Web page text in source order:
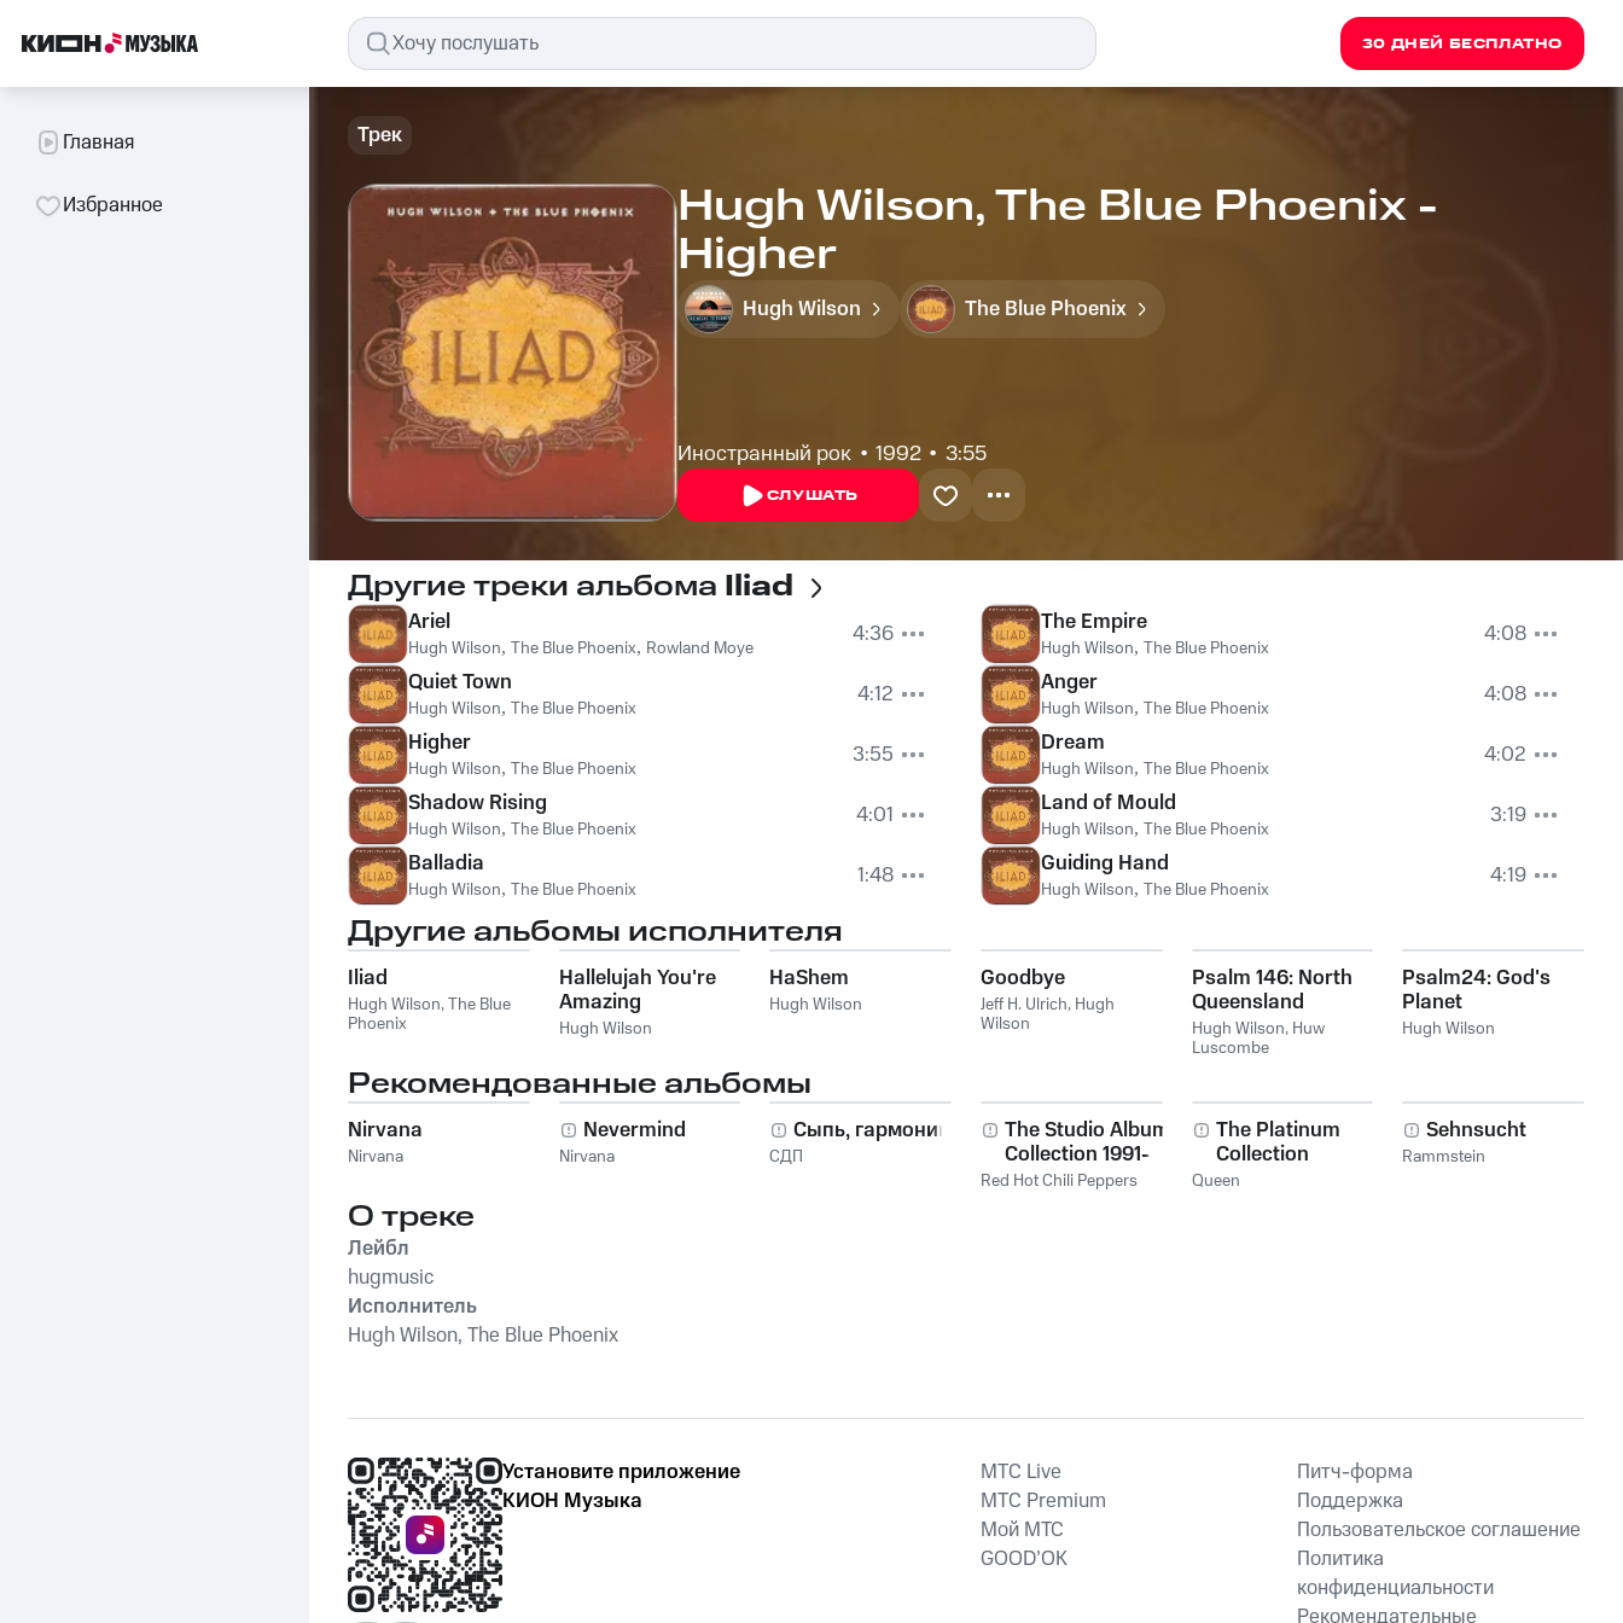
30 ДНЕЙ БЕСПЛАТНО
Главная
Избранное
Трек
Hugh Wilson, The Blue Phoenix -
Higher
Hugh Wilson The Blue Phoenix
Иностранный рок 1992 3:55
СЛУШАТЬ
Другие треки альбома Iliad
Ariel
Hugh Wilson, The Blue Phoenix, Rowland Moye
4:36
Quiet Town
Hugh Wilson, The Blue Phoenix
4:12
Higher
Hugh Wilson, The Blue Phoenix
3:55
Shadow Rising
Hugh Wilson, The Blue Phoenix
4:01
Balladia
Hugh Wilson, The Blue Phoenix 1:48
The Empire
Hugh Wilson, The Blue Phoenix
4:08
Anger
Hugh Wilson, The Blue Phoenix
4:08
Dream
Hugh Wilson, The Blue Phoenix
4:02
Land of Mould
Hugh Wilson, The Blue Phoenix
3:19
Guiding Hand
Hugh Wilson, The Blue Phoenix 4:19
Другие альбомы исполнителя
Iliad
Hugh Wilson,The Blue
Phoenix
Hallelujah You're
Amazing
Hugh Wilson
HaShem
Hugh Wilson
Goodbye
Jeff H. Ulrich, Hugh
Wilson
Psalm 146: North
Queensland
Version
Hugh Wilson, Huw
Luscombe
Psalm24: God's
Planet
Hugh Wilson
Рекомендованные альбомы
Nirvana
Nirvana
Nevermind
Nirvana
Сыпь, гармоника!
СДП
The Studio Album
Collection 1991-
2011
Red Hot Chili Peppers
The Platinum
Collection
Queen
Sehnsucht
Rammstein
О треке
Лейбл
hugmusic
Исполнитель
Hugh Wilson, The Blue Phoenix
Установите приложение
КИОН Музыка
MTС Live
MTС Premium
Мой МТС
GOOD’OK
Питч-форма
Поддержка
Пользовательское соглашение
Политика
конфиденциальности
Рекомендательные